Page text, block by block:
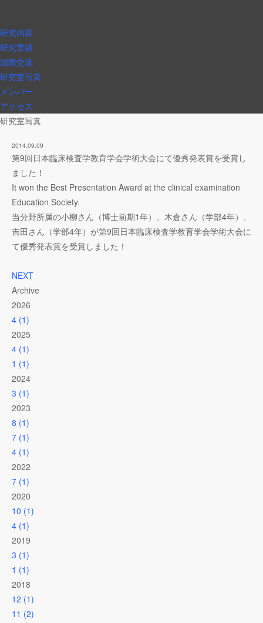
研究内容
研究業績
国際交流
研究室写真
メンバー
アクセス
研究室写真
2014.09.09
第9回日本臨床検査学教育学会学術大会にて優秀発表賞を受賞し
ました！
It won the Best Presentation Award at the clinical examination
Education Society.
当分野所属の小柳さん（博士前期1年）、木倉さん（学部4年）、
吉田さん（学部4年）が第9回日本臨床検査学教育学会学術大会に
て優秀発表賞を受賞しました！
NEXT
Archive
2026
4 (1)
2025
4 (1)
1 (1)
2024
3 (1)
2023
8 (1)
7 (1)
4 (1)
2022
7 (1)
2020
10 (1)
4 (1)
2019
3 (1)
1 (1)
2018
12 (1)
11 (2)